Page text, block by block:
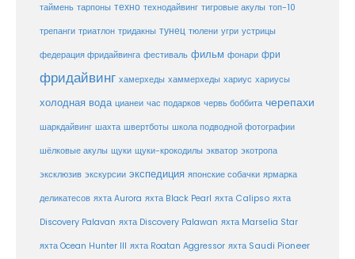
таймень тарпоны техно технодайвинг тигровые акулы топ-10
трепанги триатлон тридакны тунец тюлени угри устрицы
федерация фридайвинга фестиваль фильм фонари фри
фридайвинг хамерхеды хаммерхеды хариус хариусы
холодная вода цианеи час подарков червь боббита черепахи
шаркдайвинг шахта швертботы школа подводной фотографии
шёлковые акулы щуки щуки-крокодилы экватор экотропа
эксклюзив экскурсии экспедиция японские собачки ярмарка
деликатесов яхта Aurora яхта Black Pearl яхта Calipso яхта
Discovery Palavan яхта Discovery Palawan яхта Marselia Star
яхта Ocean Hunter III яхта Roatan Aggressor яхта Saudi Pioneer